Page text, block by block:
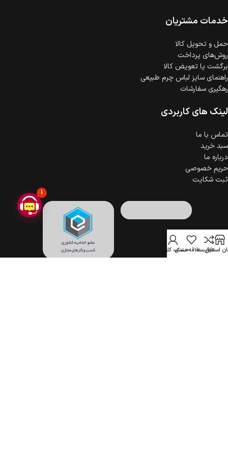
است.
گارانتی معتبر برای تمامی محصولات ارائه می‌شود.
خدمات مشتریان
حمل‌ و تحویل کالا
روش‌های پرداخت
برگشت یا تعویض کالا
راهنمای سایز لباس چرم طبیعی
رهگیری سفارشات
لینک های کاربردی
تماس با ما
سبد خرید
درباره ما
حریم خصوصی
ثبت شکایت
استایلمقایسهعلاقه مندی
حساب کاربری
1